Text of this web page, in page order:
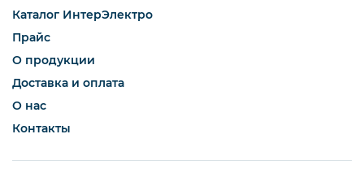
Каталог ИнтерЭлектро
Прайс
О продукции
Доставка и оплата
О нас
Контакты